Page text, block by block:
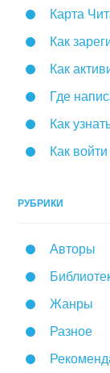
Карта
Как
Как
Где
Как
Как
РУБРИКИ
Авторы
Жанры
Разное